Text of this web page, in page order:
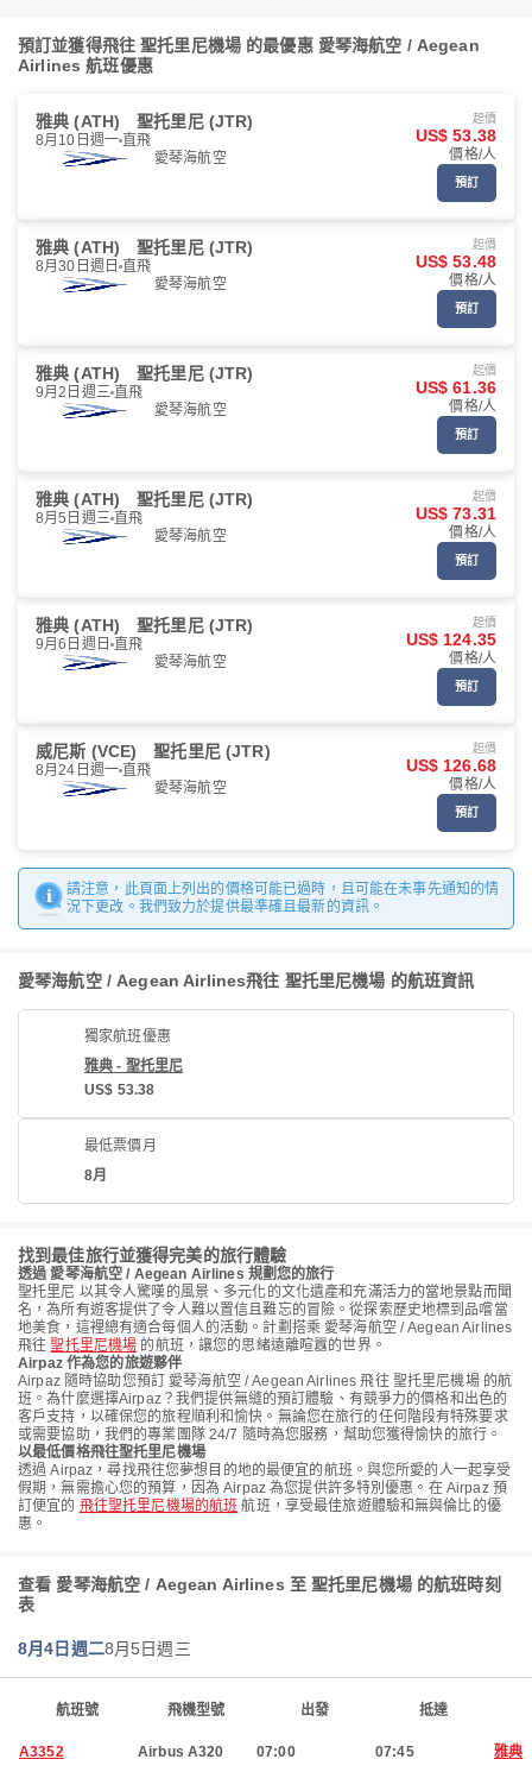
預訂並獲得飛往 聖托里尼機場 的最優惠 愛琴海航空 / Aegean
Airlines 航班優惠
雅典 (ATH) 聖托里尼 (JTR)
8月10日週一 直飛
愛琴海航空
起價
US$ 53.38
價格/人
預訂
雅典 (ATH) 聖托里尼 (JTR)
8月30日週日 直飛
愛琴海航空
起價
US$ 53.48
價格/人
預訂
雅典 (ATH) 聖托里尼 (JTR)
9月2日週三 直飛
愛琴海航空
起價
US$ 61.36
價格/人
預訂
雅典 (ATH) 聖托里尼 (JTR)
8月5日週三 直飛
愛琴海航空
起價
US$ 73.31
價格/人
預訂
雅典 (ATH) 聖托里尼 (JTR)
9月6日週日 直飛
愛琴海航空
起價
US$ 124.35
價格/人
預訂
威尼斯 (VCE) 聖托里尼 (JTR)
8月24日週一 直飛
愛琴海航空
起價
US$ 126.68
價格/人
預訂
請注意，此頁面上列出的價格可能已過時，且可能在未事先通知的情
況下更改。我們致力於提供最準確且最新的資訊。
愛琴海航空 / Aegean Airlines飛往 聖托里尼機場 的航班資訊
獨家航班優惠
雅典 - 聖托里尼
US$ 53.38
最低票價月
8月
找到最佳旅行並獲得完美的旅行體驗
透過 愛琴海航空 / Aegean Airlines 規劃您的旅行
聖托里尼 以其令人驚嘆的風景、多元化的文化遺產和充滿活力的當地景點而聞
名，為所有遊客提供了令人難以置信且難忘的冒險。從探索歷史地標到品嚐當
地美食，這裡總有適合每個人的活動。計劃搭乘 愛琴海航空 / Aegean Airlines
飛往聖托里尼機場 的航班，讓您的思緒遠離喧囂的世界。
Airpaz 作為您的旅遊夥伴
Airpaz 隨時協助您預訂 愛琴海航空 / Aegean Airlines 飛往 聖托里尼機場 的航
班。為什麼選擇Airpaz？我們提供無縫的預訂體驗、有競爭力的價格和出色的
客戶支持，以確保您的旅程順利和愉快。無論您在旅行的任何階段有特殊要求
或需要協助，我們的專業團隊 24/7 隨時為您服務，幫助您獲得愉快的旅行。
以最低價格飛往聖托里尼機場
透過 Airpaz，尋找飛往您夢想目的地的最便宜的航班。與您所愛的人一起享受
假期，無需擔心您的預算，因為 Airpaz 為您提供許多特別優惠。在 Airpaz 預
訂便宜的 飛往聖托里尼機場的航班 航班，享受最佳旅遊體驗和無與倫比的優
惠。
查看 愛琴海航空 / Aegean Airlines 至 聖托里尼機場 的航班時刻
表
8月4日週二8月5日週三
航班號 飛機型號 出發 抵達
A3352 Airbus A320 07:00 07:45 雅典